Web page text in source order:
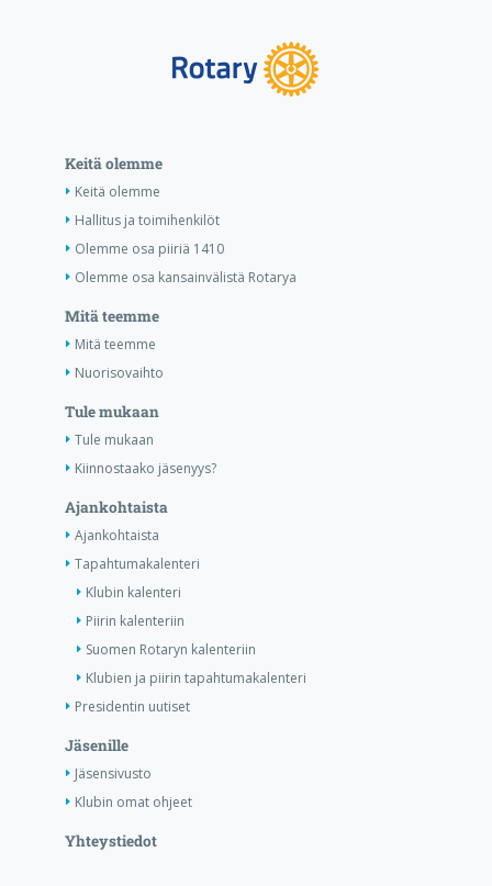
Keitä olemme
Keitä olemme
Hallitus ja toimihenkilöt
Olemme osa piiriä 1410
Olemme osa kansainvälistä Rotarya
Mitä teemme
Mitä teemme
Nuorisovaihto
Tule mukaan
Tule mukaan
Kiinnostaako jäsenyys?
Ajankohtaista
Ajankohtaista
Tapahtumakalenteri
Klubin kalenteri
Piirin kalenteriin
Suomen Rotaryn kalenteriin
Klubien ja piirin tapahtumakalenteri
Presidentin uutiset
Jäsenille
Jäsensivusto
Klubin omat ohjeet
Yhteystiedot